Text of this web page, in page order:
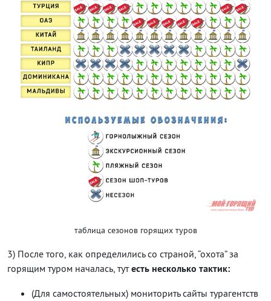
таблица сезонов горящих туров
3) После того, как определились со страной, “охота” за
горящим туром началась, тутесть несколько тактик:
(Для самостоятельных) мониторить сайты турагентств